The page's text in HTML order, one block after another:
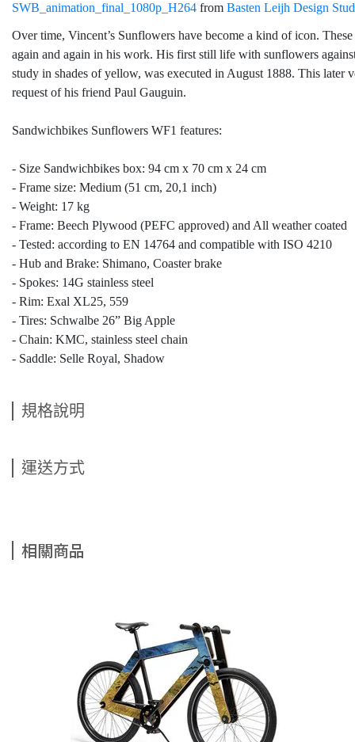
SWB_animation_final_1080p_H264 from Basten Leijh Design
Over time, Vincent’s Sunflowers have become a kind of icon.
again and again in his work. His first still life with sunflowers
study in shades of yellow, was executed in August 1888. This later
request of his friend Paul Gauguin.
Sandwichbikes Sunflowers WF1 features:
- Size Sandwichbikes box: 94 cm x 70 cm x 24 cm
- Frame size: Medium (51 cm, 20,1 inch)
- Weight: 17 kg
- Frame: Beech Plywood (PEFC approved) and All weather coated
- Tested: according to EN 14764 and compatible with ISO 4210
- Hub and Brake: Shimano, Coaster brake
- Spokes: 14G stainless steel
- Rim: Exal XL25, 559
- Tires: Schwalbe 26” Big Apple
- Chain: KMC, stainless steel chain
- Saddle: Selle Royal, Shadow
規格說明
運送方式
相關商品